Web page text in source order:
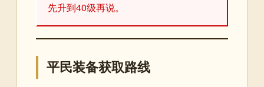
先升到40级再说。
平民装备获取路线